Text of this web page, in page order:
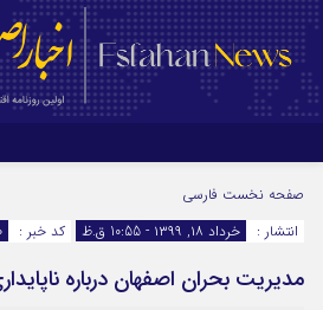
رمز عبور
صفحه نخست فارسی
انتشار :
خرداد ۱۸, ۱۳۹۹ - 10:55 ق.ظ کد خبر :
مدیریت بحران اصفهان درباره